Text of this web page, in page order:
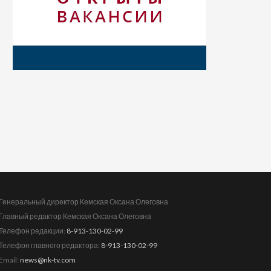
директор Кемская Оксана Олеговна
редактор Кемская Оксана Олеговна
редакции: 8-913-130-02-99
главного редактора: 8-913-130-02-99
news@nk-tv.com